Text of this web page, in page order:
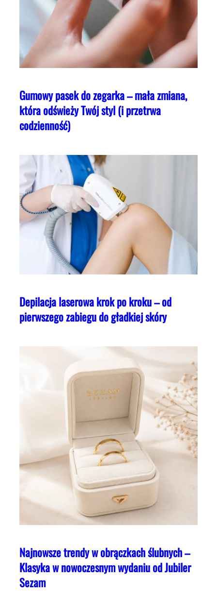
Gumowy pasek do zegarka – mała zmiana,
która odświeży Twój styl (i przetrwa
codzienność)
Depilacja laserowa krok po kroku – od
pierwszego zabiegu do gładkiej skóry
Najnowsze trendy w obrączkach ślubnych –
Klasyka w nowoczesnym wydaniu od Jubiler
Sezam